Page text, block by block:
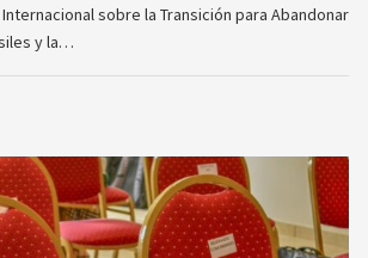
sobre la Transición para Abandonar
y la…